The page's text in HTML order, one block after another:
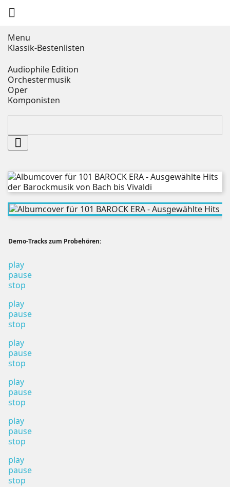

Menu
Klassik-Bestenlisten
Audiophile Edition
Orchestermusik
Oper
Komponisten

Demo-Tracks zum Probehören:
play
pause
stop
play
pause
stop
play
pause
stop
play
pause
stop
play
pause
stop
play
pause
stop